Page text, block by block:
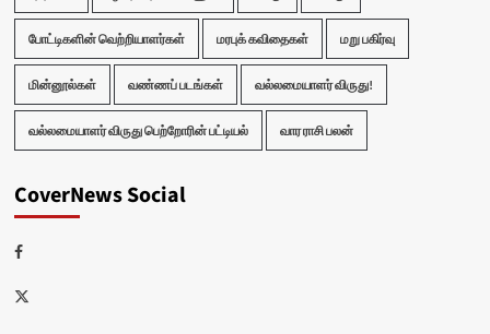
போட்டிகளின் வெற்றியாளர்கள் மரபுக் கவிதைகள் மறு பகிர்வு
மின்னூல்கள் வண்ணப் படங்கள் வல்லமையாளர் விருது!
வல்லமையாளர் விருது பெற்றோரின் பட்டியல் வார ராசி பலன்
CoverNews Social
Facebook
Twitter